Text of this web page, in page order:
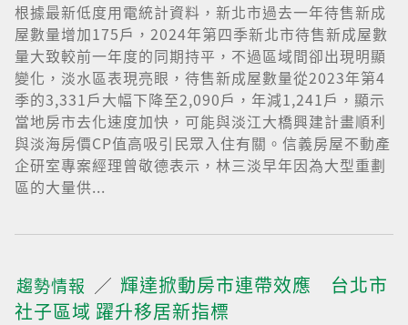
根據最新低度用電統計資料，新北市過去一年待售新成
屋數量增加175戶，2024年第四季新北市待售新成屋數
量大致較前一年度的同期持平，不過區域間卻出現明顯
變化，淡水區表現亮眼，待售新成屋數量從2023年第4
季的3,331戶大幅下降至2,090戶，年減1,241戶，顯示
當地房市去化速度加快，可能與淡江大橋興建計畫順利
與淡海房價CP值高吸引民眾入住有關。信義房屋不動產
企研室專案經理曾敬德表示，林三淡早年因為大型重劃
區的大量供...
趨勢情報
輝達掀動房市連帶效應 台北市
社子區域 躍升移居新指標